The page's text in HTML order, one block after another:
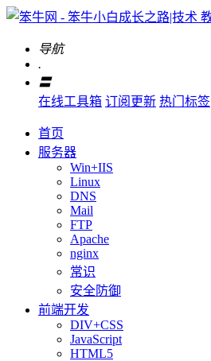
导航
.
〓
在线工具箱 订阅更新 热门标签
首页
服务器
Win+IIS
Linux
DNS
Mail
FTP
Apache
nginx
常识
安全防御
前端开发
DIV+CSS
JavaScript
HTML5